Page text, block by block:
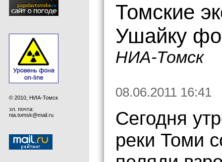
© 2010, НИА-Томск
эл. почта:
nia.tomsk@mail.ru
Томские
Ушайку
НИА-Томск
08.06.2011 16:41
Сегодня
реки Томи